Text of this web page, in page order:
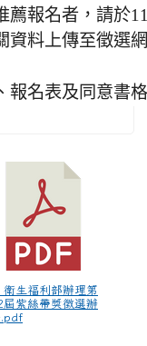
薦報名者，請於
資料上傳至徵選
報名表及同意書
衛生福利部辦理第
屆紫絲帶獎徵選辦